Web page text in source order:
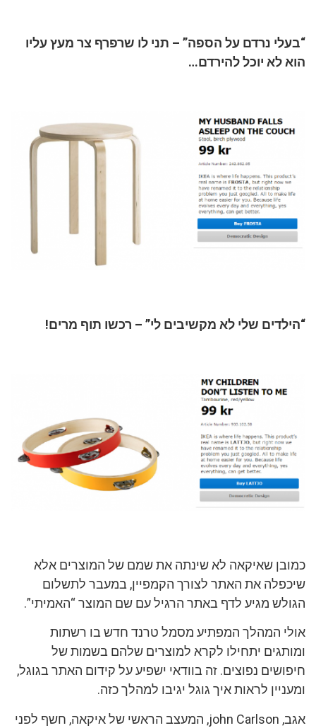
“בעלי נרדם על הספה” – תני לו שרפרף צר מעץ עליו
הוא לא יוכל להירדם…
“הילדים שלי לא מקשיבים לי” – רכשו תוף מרים!
כמובן שאיקאה לא שינתה את שמם של המוצרים אלא
שיכפלה את האתר לצורך הקמפיין, במעבר לתשלום
הגולש מגיע לדף באתר הרגיל עם שם המוצר “האמיתי”.
אולי המהלך המפתיע מסמל טרנד חדש בו רשתות
ומותגים יתחילו לקרא למוצרים שלהם בשמות של
חיפושים נפוצים. זה בוודאי ישפיע על קידום האתר בגוגל,
ומעניין לראות איך גוגל יגיבו למהלך כזה.
אגב, john Carlson, המעצב הראשי של איקאה, חשף לפני